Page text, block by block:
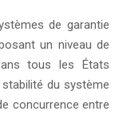
de garantie
un niveau de
tous les États
du système
concurrence entre